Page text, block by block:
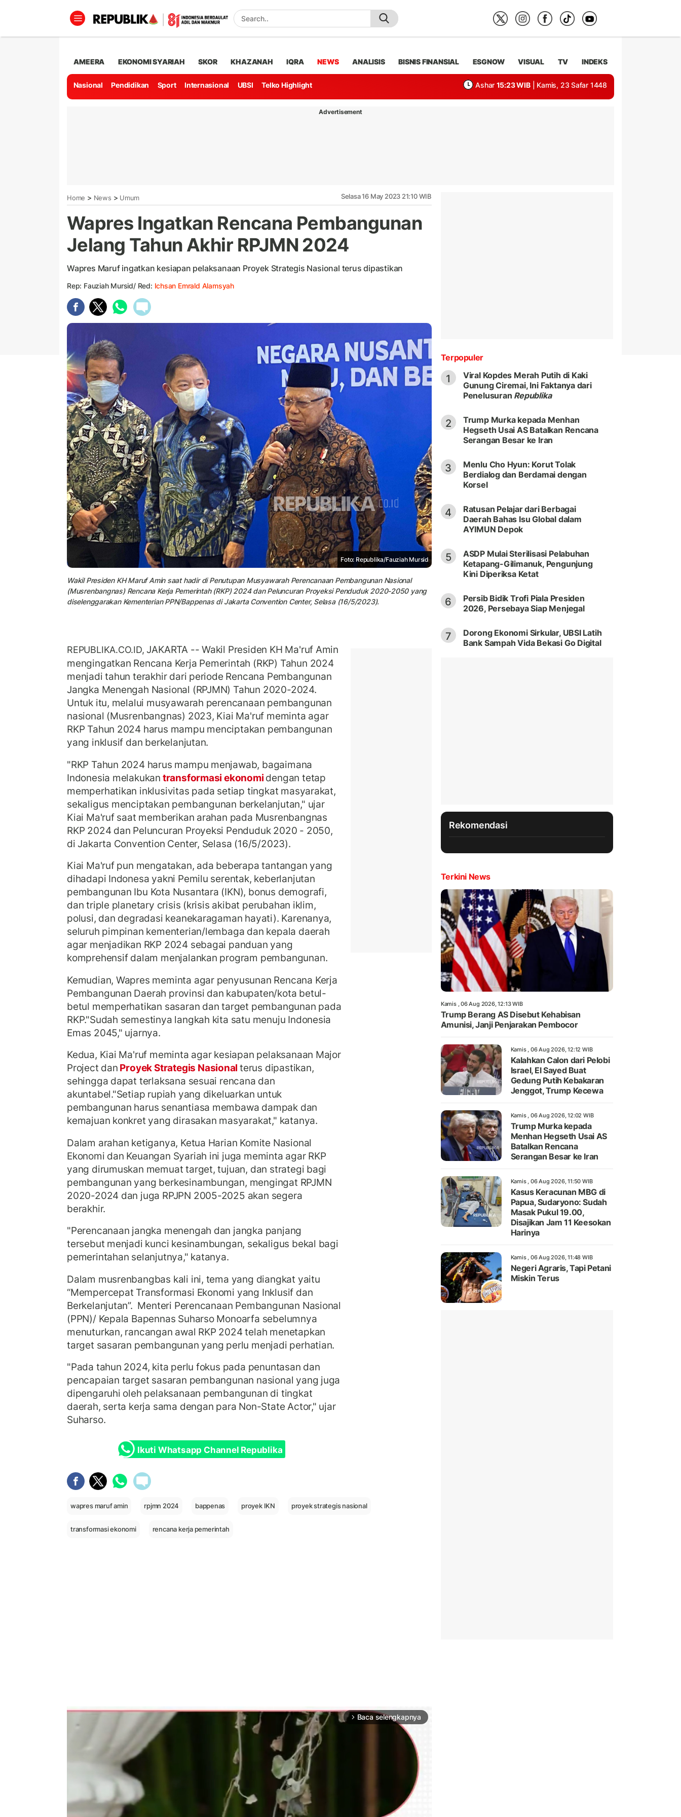
AMEERA EKONOMI SYARIAH SKOR KHAZANAH IQRA NEWS ANALISIS BISNIS FINANSIAL ESGNOW VISUAL TV INDEKS
Nasional Pendidikan Sport Internasional UBSI Telko Highlight Ashar 15:23 WIB | Kamis, 23 Safar 1448
Advertisement
Home > News > Umum Selasa 16 May 2023 21:10 WIB
Wapres Ingatkan Rencana Pembangunan
Jelang Tahun Akhir RPJMN 2024
Wapres Maruf ingatkan kesiapan pelaksanaan Proyek Strategis Nasional terus dipastikan
Rep: Fauziah Mursid/ Red: Ichsan Emrald Alamsyah
Foto: Republika/Fauziah Mursid
Wakil Presiden KH Maruf Amin saat hadir di Penutupan Musyawarah Perencanaan Pembangunan Nasional
(Musrenbangnas) Rencana Kerja Pemerintah (RKP) 2024 dan Peluncuran Proyeksi Penduduk 2020-2050 yang
diselenggarakan Kementerian PPN/Bappenas di Jakarta Convention Center, Selasa (16/5/2023).
REPUBLIKA.CO.ID,JAKARTA -- Wakil Presiden KH Ma'ruf Amin
mengingatkan Rencana Kerja Pemerintah (RKP) Tahun 2024
menjadi tahun terakhir dari periode Rencana Pembangunan
Jangka Menengah Nasional (RPJMN) Tahun 2020-2024.
Untuk itu, melalui musyawarah perencanaan pembangunan
nasional (Musrenbangnas) 2023, Kiai Ma'ruf meminta agar
RKP Tahun 2024 harus mampu menciptakan pembangunan
yang inklusif dan berkelanjutan.
"RKP Tahun 2024 harus mampu menjawab, bagaimana
Indonesia melakukan transformasi ekonomi dengan tetap
memperhatikan inklusivitas pada setiap tingkat masyarakat,
sekaligus menciptakan pembangunan berkelanjutan," ujar
Kiai Ma'ruf saat memberikan arahan pada Musrenbangnas
RKP 2024 dan Peluncuran Proyeksi Penduduk 2020 - 2050,
di Jakarta Convention Center, Selasa (16/5/2023).
Kiai Ma'ruf pun mengatakan, ada beberapa tantangan yang
dihadapi Indonesa yakni Pemilu serentak, keberlanjutan
pembangunan Ibu Kota Nusantara (IKN), bonus demografi,
dan triple planetary crisis (krisis akibat perubahan iklim,
polusi, dan degradasi keanekaragaman hayati). Karenanya,
seluruh pimpinan kementerian/lembaga dan kepala daerah
agar menjadikan RKP 2024 sebagai panduan yang
komprehensif dalam menjalankan program pembangunan.
Kemudian, Wapres meminta agar penyusunan Rencana Kerja
Pembangunan Daerah provinsi dan kabupaten/kota betul-
betul memperhatikan sasaran dan target pembangunan pada
RKP."Sudah semestinya langkah kita satu menuju Indonesia
Emas 2045," ujarnya.
Kedua, Kiai Ma'ruf meminta agar kesiapan pelaksanaan Major
Project dan Proyek Strategis Nasionalterus dipastikan,
sehingga dapat terlaksana sesuai rencana dan
akuntabel."Setiap rupiah yang dikeluarkan untuk
pembangunan harus senantiasa membawa dampak dan
kemajuan konkret yang dirasakan masyarakat," katanya.
Dalam arahan ketiganya, Ketua Harian Komite Nasional
Ekonomi dan Keuangan Syariah ini juga meminta agar RKP
yang dirumuskan memuat target, tujuan, dan strategi bagi
pembangunan yang berkesinambungan, mengingat RPJMN
2020-2024 dan juga RPJPN 2005-2025 akan segera
berakhir.
"Perencanaan jangka menengah dan jangka panjang
tersebut menjadi kunci kesinambungan, sekaligus bekal bagi
pemerintahan selanjutnya," katanya.
Dalam musrenbangbas kali ini, tema yang diangkat yaitu
“Mempercepat Transformasi Ekonomi yang Inklusif dan
Berkelanjutan”. Menteri Perencanaan Pembangunan Nasional
(PPN)/ Kepala Bapennas Suharso Monoarfa sebelumnya
menuturkan, rancangan awal RKP 2024 telah menetapkan
target sasaran pembangunan yang perlu menjadi perhatian.
"Pada tahun 2024, kita perlu fokus pada penuntasan dan
pencapaian target sasaran pembangunan nasional yang juga
dipengaruhi oleh pelaksanaan pembangunan di tingkat
daerah, serta kerja sama dengan para Non-State Actor," ujar
Suharso.
Ikuti Whatsapp Channel Republika
wapres maruf amin rpjmn 2024 bappenas proyek IKN proyek strategis nasional
transformasi ekonomi rencana kerja pemerintah
arrow_forward_ios Baca selengkapnya
Terpopuler
1
Viral Kopdes Merah Putih di Kaki
Gunung Ciremai, Ini Faktanya dari
Penelusuran Republika
2
Trump Murka kepada Menhan
Hegseth Usai AS Batalkan Rencana
Serangan Besar ke Iran
3
Menlu Cho Hyun: Korut Tolak
Berdialog dan Berdamai dengan
Korsel
4
Ratusan Pelajar dari Berbagai
Daerah Bahas Isu Global dalam
AYIMUN Depok
5
ASDP Mulai Sterilisasi Pelabuhan
Ketapang-Gilimanuk, Pengunjung
Kini Diperiksa Ketat
6
Persib Bidik Trofi Piala Presiden
2026, Persebaya Siap Menjegal
7
Dorong Ekonomi Sirkular, UBSI Latih
Bank Sampah Vida Bekasi Go Digital
Rekomendasi
Terkini News
Kamis , 06 Aug 2026, 12:13 WIB
Trump Berang AS Disebut Kehabisan
Amunisi, Janji Penjarakan Pembocor
Kamis , 06 Aug 2026, 12:12 WIB
Kalahkan Calon dari Pelobi
Israel, El Sayed Buat
Gedung Putih Kebakaran
Jenggot, Trump Kecewa
Kamis , 06 Aug 2026, 12:02 WIB
Trump Murka kepada
Menhan Hegseth Usai AS
Batalkan Rencana
Serangan Besar ke Iran
Kamis , 06 Aug 2026, 11:50 WIB
Kasus Keracunan MBG di
Papua, Sudaryono: Sudah
Masak Pukul 19.00,
Disajikan Jam 11 Keesokan
Harinya
Kamis , 06 Aug 2026, 11:48 WIB
Negeri Agraris, Tapi Petani
Miskin Terus